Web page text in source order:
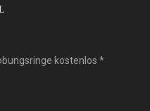
kostenlos *